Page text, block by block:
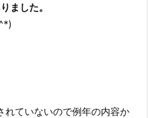
ました。
ていないので例年の内容か